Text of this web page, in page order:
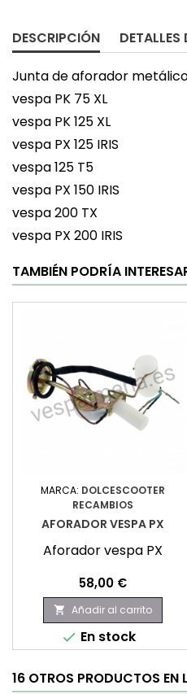
DESCRIPCIÓN
Junta de aforador
vespa PK 75 XL
vespa PK 125 XL
vespa PX 125 IRIS
vespa 125 T5
vespa PX 150 IRIS
vespa 200 TX
vespa PX 200 IRIS
TAMBIÉN PODRÍA
MARCA: DOLCESCOOTER
RECAMBIOS
AFORADOR VESPA PX
Aforador vespa PX
Precio
58,00 €
 Añadir al carrito
 En stock
16 OTROS PRODUCTOS